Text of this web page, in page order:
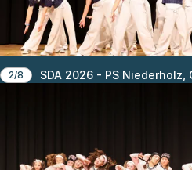
2/8 SDA 2026 - PS